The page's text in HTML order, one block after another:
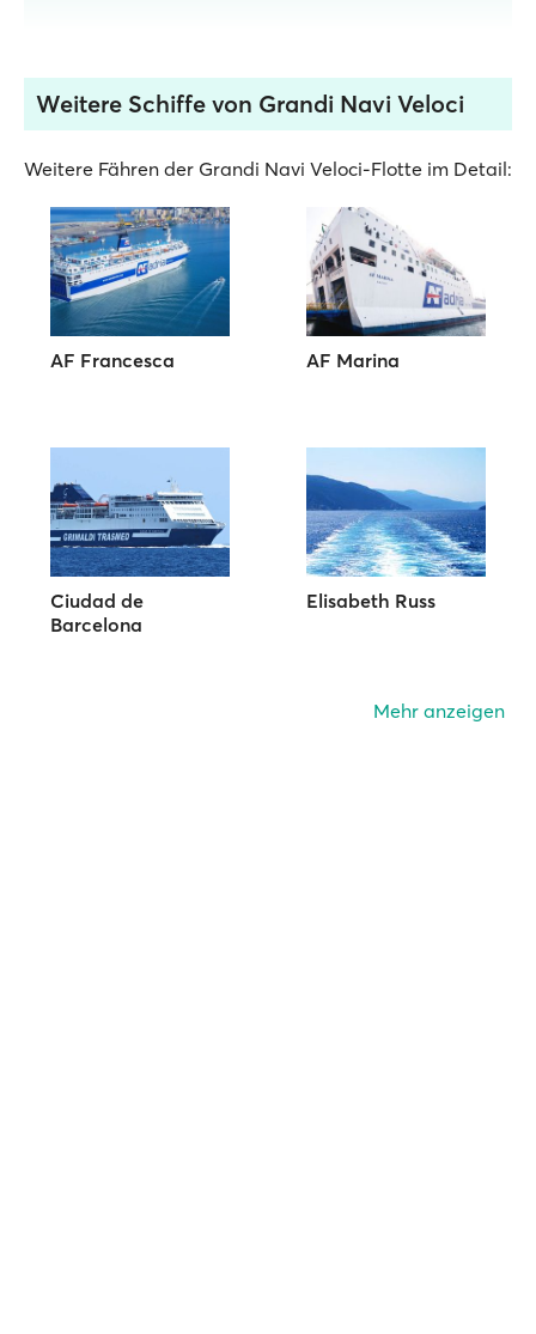
Weitere Schiffe von Grandi Navi Veloci
Weitere Fähren der Grandi Navi Veloci-Flotte im Detail:
AF Francesca AF Marina
Ciudad de
Barcelona
Elisabeth Russ
Mehr anzeigen